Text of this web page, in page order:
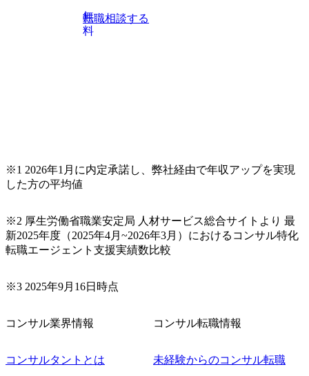
無
料
転職相談する
※1 2026年1月に内定承諾し、弊社経由で年収アップを実現
した方の平均値
※2 厚生労働省職業安定局 人材サービス総合サイトより 最
新2025年度（2025年4月~2026年3月）におけるコンサル特化
転職エージェント支援実績数比較
※3 2025年9月16日時点
コンサル業界情報
コンサルタントとは
コンサル転職情報
未経験からのコンサル転職